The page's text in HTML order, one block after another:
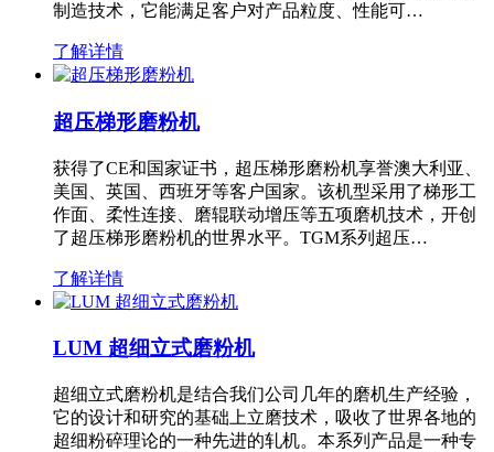
制造技术，它能满足客户对产品粒度、性能可…
了解详情
超压梯形磨粉机
获得了CE和国家证书，超压梯形磨粉机享誉澳大利亚、
美国、英国、西班牙等客户国家。该机型采用了梯形工
作面、柔性连接、磨辊联动增压等五项磨机技术，开创
了超压梯形磨粉机的世界水平。TGM系列超压…
了解详情
LUM 超细立式磨粉机
超细立式磨粉机是结合我们公司几年的磨机生产经验，
它的设计和研究的基础上立磨技术，吸收了世界各地的
超细粉碎理论的一种先进的轧机。本系列产品是一种专